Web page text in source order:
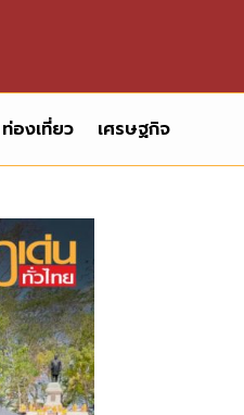
ท่องเที่ยว เศรษฐกิจ